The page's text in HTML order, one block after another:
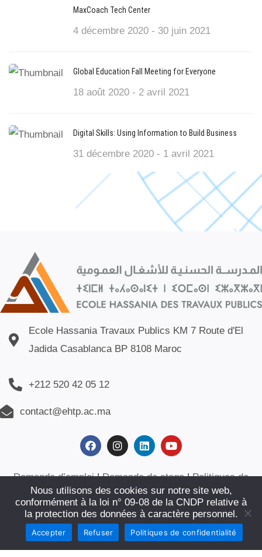
MaxCoach Tech Center
4 décembre 2020 - 30 juin 2021
Global Education Fall Meeting for Everyone
18 août 2020 - 2 avril 2021
Digital Skills: Using Information to Build Business
31 décembre 2020 - 1 avril 2021
Ecole Hassania Travaux Publics KM 7 Route d'El
Jadida Casablanca BP 8108 Maroc
+212 520 42 05 12
contact@ehtp.ac.ma
Demande d’emploi|Demande de stage|Politiques de
confidentialité|Plan du site|Contact
© ECOLE HASSANIA DES TRAVAUX PUBLICS. SITE WEB
CRÉÉ PAR :AFOULKI INTERNATIONAL
Nous utilisons des cookies sur notre site web,
conformément à la loi n° 09-08 de la CNDP relative à
la protection des données à caractère personnel.
Accepter Refuser Politiques de confidentialité